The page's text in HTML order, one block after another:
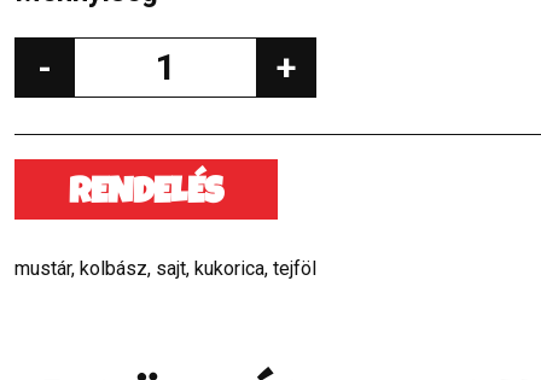
- +
RENDELÉS
mustár, kolbász, sajt, kukorica, tejföl